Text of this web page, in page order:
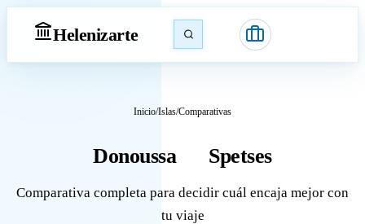
Helenizarte
Inicio/Islas/Comparativas
Donoussa Spetses
Comparativa completa para decidir cuál encaja mejor con
tu viaje